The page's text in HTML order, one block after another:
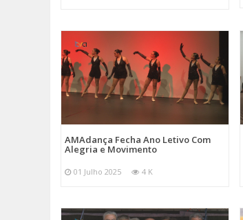
AMAdança Fecha Ano Letivo Com
Alegria e Movimento
01 Julho 2025 4 K